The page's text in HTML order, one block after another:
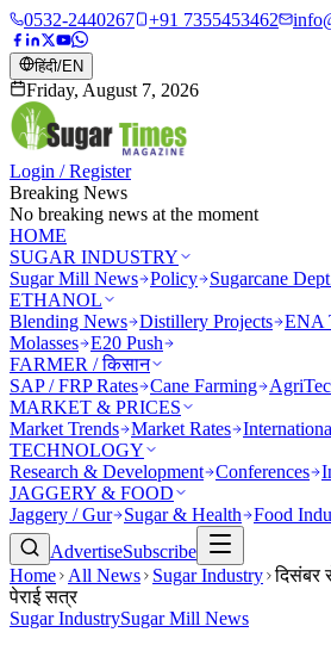
0532-2440267 +91 7355453462
हिंदी/EN
Friday, August 7, 2026
Login / Register
Breaking News
No breaking news at the moment
HOME
SUGAR INDUSTRY
Sugar Mill News Policy Sugarcane
ETHANOL
Blending News Distillery Projects ENA
Molasses E20 Push
FARMER / किसान
SAP / FRP Rates Cane Farming
MARKET & PRICES
Market Trends Market Rates
TECHNOLOGY
Research & Development Conferences
JAGGERY & FOOD
Jaggery / Gur
Sugar & Health Food
AdvertiseSubscribe
Home
All News Sugar Industry दिसंबर
पेराई सत्र
Sugar IndustrySugar Mill News